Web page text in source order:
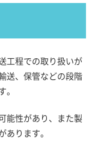
工程での取り扱いが
送、保管などの段階
能性があり、また製
ります。